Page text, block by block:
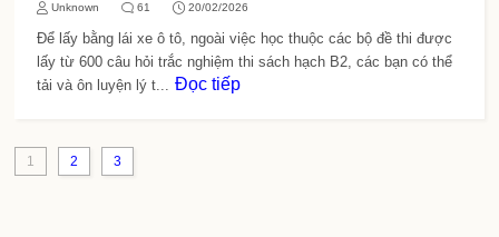
Unknown 61 20/02/2026
Để lấy bằng lái xe ô tô, ngoài việc học thuộc các bộ đề thi được
lấy từ 600 câu hỏi trắc nghiệm thi sách hạch B2, các bạn có thể
tải và ôn luyện lý t... Đọc tiếp
1 2 3